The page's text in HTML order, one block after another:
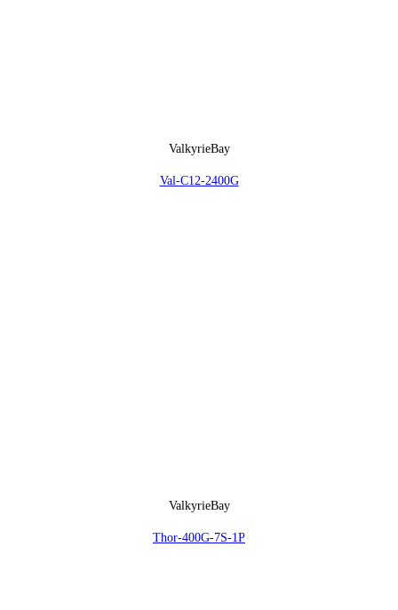
ValkyrieBay
Val-C12-2400G
ValkyrieBay
Thor-400G-7S-1P